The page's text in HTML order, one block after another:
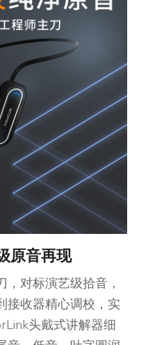
原音再现
对标演艺级拾音，
接收器精心调校，实
头戴式讲解器细